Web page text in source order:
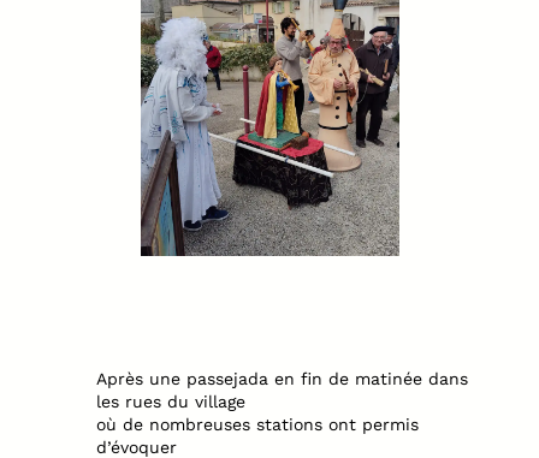
Après une passejada en fin de matinée dans
les rues du village
où de nombreuses stations ont permis
d’évoquer